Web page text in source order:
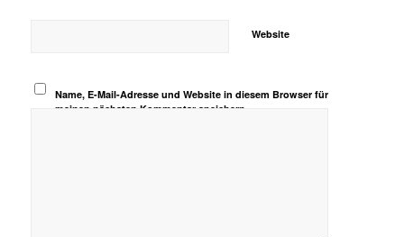
Website
Name, E-Mail-Adresse und Website in diesem Browser für
meinen nächsten Kommentar speichern.